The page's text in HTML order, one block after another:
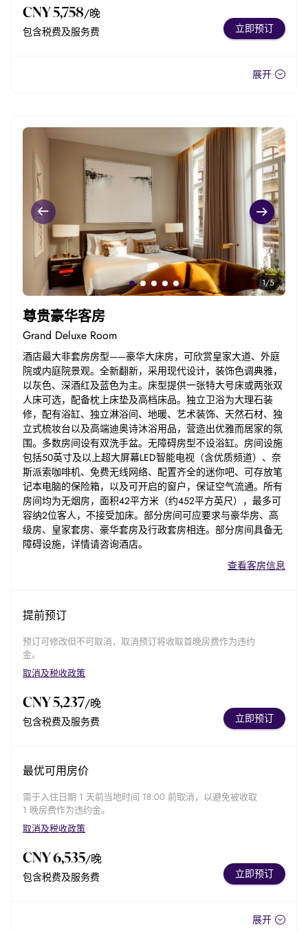
CNY 5,758/晚
包含税费及服务费 立即预订
展开
1/5
尊贵豪华客房
Grand Deluxe Room
酒店最大非套房房型——豪华大床房，可欣赏皇家大道、外庭
院或内庭院景观。全新翻新，采用现代设计，装饰色调典雅，
以灰色、深酒红及蓝色为主。床型提供一张特大号床或两张双
人床可选，配备枕上床垫及高档床品。独立卫浴为大理石装
修，配有浴缸、独立淋浴间、地暖、艺术装饰、天然石材、独
立式梳妆台以及高端迪奥诗沐浴用品，营造出优雅而居家的氛
围。多数房间设有双洗手盆。无障碍房型不设浴缸。房间设施
包括50英寸及以上超大屏幕LED智能电视（含优质频道）、奈
斯派索咖啡机、免费无线网络、配置齐全的迷你吧、可存放笔
记本电脑的保险箱，以及可开启的窗户，保证空气流通。所有
房间均为无烟房，面积42平方米（约452平方英尺），最多可
容纳2位客人，不接受加床。部分房间可应要求与豪华房、高
级房、皇家套房、豪华套房及行政套房相连。部分房间具备无
障碍设施，详情请咨询酒店。
查看客房信息
提前预订
预订可修改但不可取消，取消预订将收取首晚房费作为违约
金。
取消及税收政策
CNY 5,237/晚
包含税费及服务费 立即预订
最优可用房价
需于入住日期 1 天前当地时间 18:00 前取消，以避免被收取
1 晚房费作为违约金。
取消及税收政策
CNY 6,535/晚
包含税费及服务费 立即预订
展开